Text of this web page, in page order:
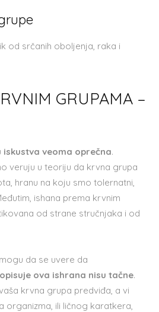
od srčanih oboljenja, raka i
GRUPAMA –
iskustva veoma oprečna.
veruju u teoriju da krvna grupa
hranu na koju smo tolernatni,
ishana prema krvnim
od strane stručnjaka i od
da se uvere da
ova ishrana nisu tačne.
krvna grupa predviđa, a vi
organizma, ili ličnog karatkera,